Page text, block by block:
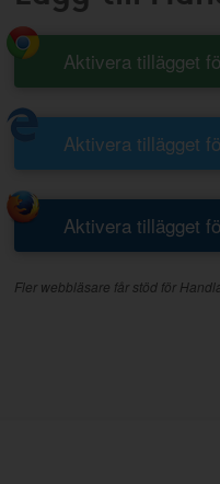
Aktivera tillägget
Aktivera tillägget
Aktivera tillägget
Fler webbläsare får stöd för